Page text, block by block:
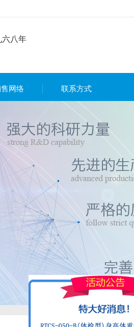
六八年
网络 联系方式